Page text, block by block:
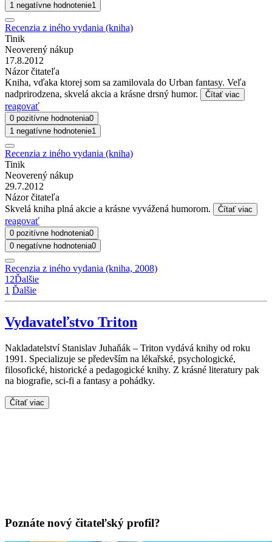
1 negatívne hodnotenie1
Recenzia z iného vydania (kniha)
Tinik
Neoverený nákup
17.8.2012
Názor čitateľa
Kniha, vďaka ktorej som sa zamilovala do Urban fantasy. Veľa
nadprirodzena, skvelá akcia a krásne drsný humor.
Čítať viac
reagovať
0 pozitívne hodnotenia0
1 negatívne hodnotenie1
Recenzia z iného vydania (kniha)
Tinik
Neoverený nákup
29.7.2012
Názor čitateľa
Skvelá kniha plná akcie a krásne vyvážená humorom.
Čítať viac
reagovať
0 pozitívne hodnotenia0
0 negatívne hodnotenia0
Recenzia z iného vydania (kniha, 2008)
1 2Ďalšie
1 Ďalšie
Vydavateľstvo Triton
Nakladatelství Stanislav Juhaňák – Triton vydává knihy od roku
1991. Specializuje se především na lékařské, psychologické,
filosofické, historické a pedagogické knihy. Z krásné literatury pak
na biografie, sci-fi a fantasy a pohádky.
Čítať viac
Poznáte nový čitateľský profil?